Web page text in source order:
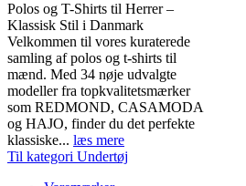
Polos og T-Shirts til Herrer –
Klassisk Stil i Danmark
Velkommen til vores kuraterede
samling af polos og t-shirts til
mænd. Med 34 nøje udvalgte
modeller fra topkvalitetsmærker
som REDMOND, CASAMODA
og HAJO, finder du det perfekte
klassiske... læs mere
Til kategori Undertøj